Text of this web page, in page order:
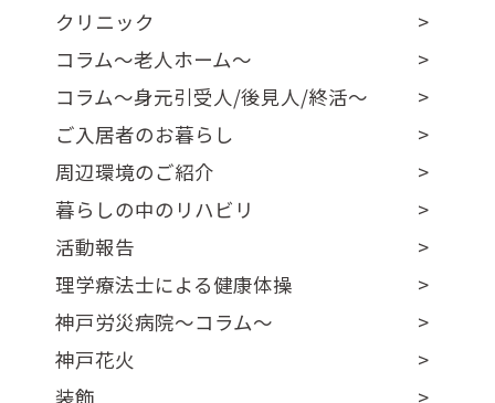
クリニック
コラム～老人ホーム～
コラム～身元引受人/後見人/終活～
ご入居者のお暮らし
周辺環境のご紹介
暮らしの中のリハビリ
活動報告
理学療法士による健康体操
神戸労災病院～コラム～
神戸花火
装飾